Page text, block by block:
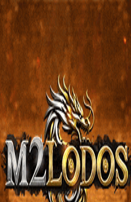
EP Kazan